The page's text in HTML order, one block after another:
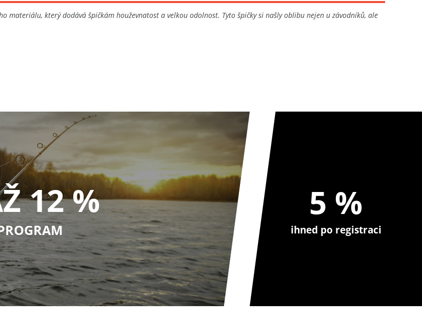
materiálu, který dodává špičkám houževnatost a velkou odolnost. Tyto špičky si našly oblibu nejen u závodníků, ale
12 % 5 %
ihned po registraci